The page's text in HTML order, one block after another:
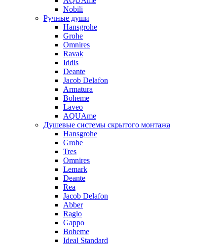
Nobili
Ручные души
Hansgrohe
Grohe
Omnires
Ravak
Iddis
Deante
Jacob Delafon
Armatura
Boheme
Laveo
AQUAme
Душевые системы скрытого монтажа
Hansgrohe
Grohe
Tres
Omnires
Lemark
Deante
Rea
Jacob Delafon
Abber
Raglo
Gappo
Boheme
Ideal Standard